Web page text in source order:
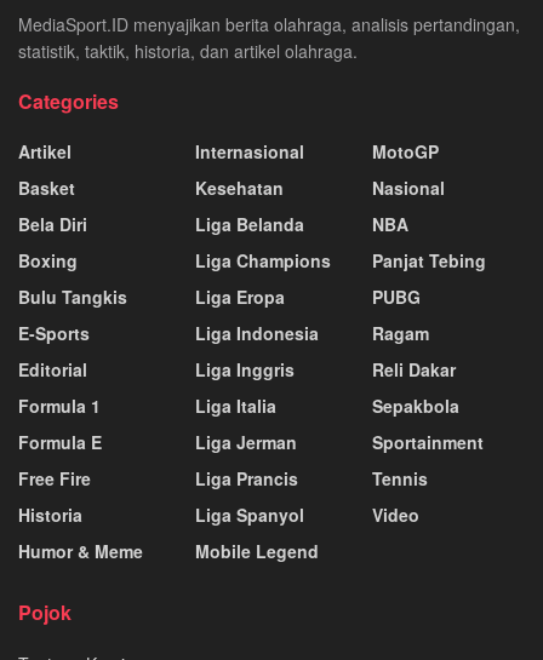
MediaSport.ID menyajikan berita olahraga, analisis pertandingan,
statistik, taktik, historia, dan artikel olahraga.
Categories
Artikel
Basket
Bela Diri
Boxing
Bulu Tangkis
E-Sports
Editorial
Formula 1
Formula E
Free Fire
Historia
Humor & Meme
Internasional
Kesehatan
Liga Belanda
Liga Champions
Liga Eropa
Liga Indonesia
Liga Inggris
Liga Italia
Liga Jerman
Liga Prancis
Liga Spanyol
Mobile Legend
MotoGP
Nasional
NBA
Panjat Tebing
PUBG
Ragam
Reli Dakar
Sepakbola
Sportainment
Tennis
Video
Pojok